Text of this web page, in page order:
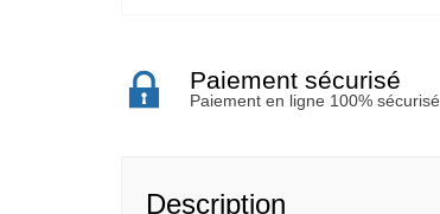
Paiement sécurisé
Paiement en ligne 100% sécurisé
Description